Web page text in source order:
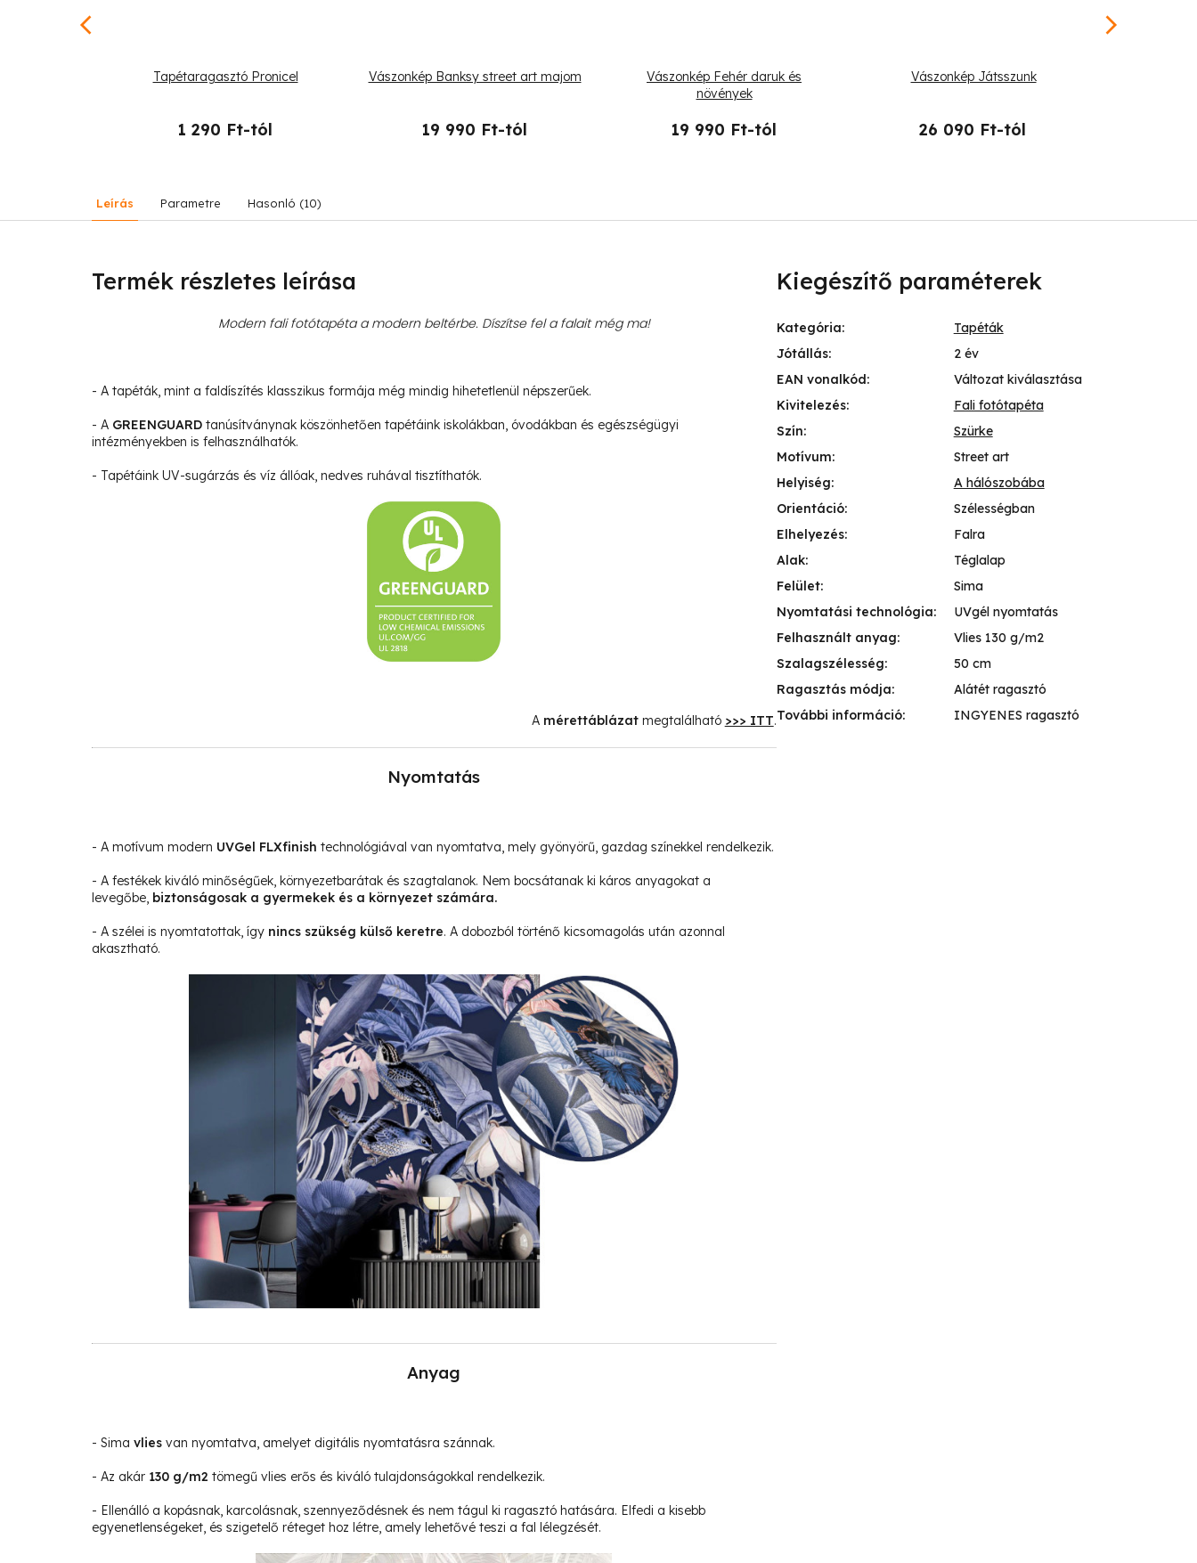
Tapétaragasztó Pronicel
1 290 Ft-tól
Vászonkép Banksy street art majom
19 990 Ft-tól
Vászonkép Fehér daruk és
növények
19 990 Ft-tól
Vászonkép Játsszunk
26 090 Ft-tól
Leírás Parametre Hasonló (10)
Termék részletes leírása
Modern fali fotótapéta a modern beltérbe. Díszítse fel a falait még ma!
- A tapéták, mint a faldíszítés klasszikus formája még mindig hihetetlenül népszerűek.
- A GREENGUARD tanúsítványnak köszönhetően tapétáink iskolákban, óvodákban és egészségügyi
intézményekben is felhasználhatók.
- Tapétáink UV-sugárzás és víz állóak, nedves ruhával tisztíthatók.
A mérettáblázat megtalálható >>> ITT.
Nyomtatás
- A motívum modern UVGel FLXfinish technológiával van nyomtatva, mely gyönyörű, gazdag színekkel rendelkezik.
- A festékek kiváló minőségűek, környezetbarátak és szagtalanok. Nem bocsátanak ki káros anyagokat a
levegőbe, biztonságosak a gyermekek és a környezet számára.
- A szélei is nyomtatottak, így nincs szükség külső keretre. A dobozból történő kicsomagolás után azonnal
akasztható.
Anyag
- Sima vlies van nyomtatva, amelyet digitális nyomtatásra szánnak.
- Az akár 130 g/m2 tömegű vlies erős és kiváló tulajdonságokkal rendelkezik.
- Ellenálló a kopásnak, karcolásnak, szennyeződésnek és nem tágul ki ragasztó hatására. Elfedi a kisebb
egyenetlenségeket, és szigetelő réteget hoz létre, amely lehetővé teszi a fal lélegzését.
Kiegészítő paraméterek
Kategória:
Tapéták
Jótállás:
2 év
EAN vonalkód:
Változat kiválasztása
Kivitelezés:
Fali fotótapéta
Szín:
Szürke
Motívum:
Street art
Helyiség:
A hálószobába
Orientáció:
Szélességban
Elhelyezés:
Falra
Alak:
Téglalap
Felület:
Sima
Nyomtatási technológia:
UVgél nyomtatás
Felhasznált anyag:
Vlies 130 g/m2
Szalagszélesség:
50 cm
Ragasztás módja:
Alátét ragasztó
További információ: INGYENES ragasztó